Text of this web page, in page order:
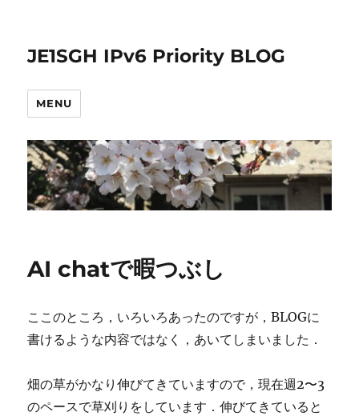
JE1SGH IPv6 Priority BLOG
MENU
AI chatで暇つぶし
ここのところ，いろいろあったのですが，BLOGに
書けるような内容ではなく，あいてしまいました．
畑の草がかなり伸びてきていますので，現在週2〜3
のペースで草刈りをしています．伸びてきていると